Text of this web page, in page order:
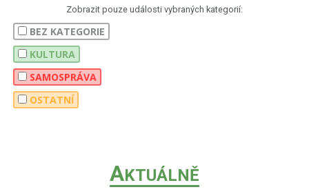
Zobrazit pouze události vybraných kategorií:
BEZ KATEGORIE
KULTURA
SAMOSPRÁVA
OSTATNÍ
AKTUÁLNĚ